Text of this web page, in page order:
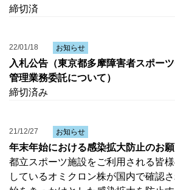
締切済
22/01/18 お知らせ
入札公告（東京都多摩障害者スポー
管理業務委託について）
締切済み
21/12/27 お知らせ
年末年始における感染拡大防止のお
都立スポーツ施設をご利用される皆
しているオミクロン株が国内で確認